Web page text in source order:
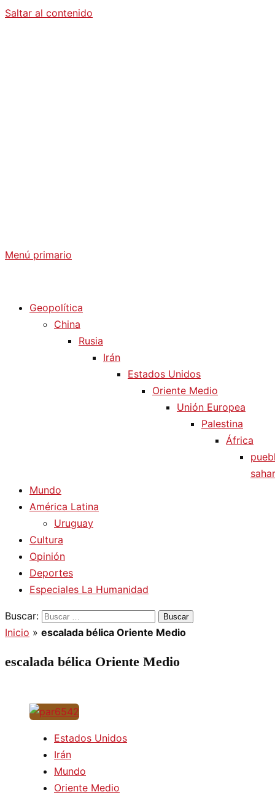
Saltar al contenido
Menú primario
Geopolítica
China
Rusia
Irán
Estados Unidos
Oriente Medio
Unión Europea
Palestina
África
Mundo
América Latina
Uruguay
Cultura
Opinión
Deportes
Especiales La Humanidad
Buscar:
Inicio » escalada bélica Oriente Medio
escalada bélica Oriente Medio
Estados Unidos
Irán
Mundo
Oriente Medio